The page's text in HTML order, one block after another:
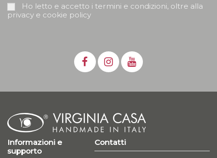
Ho letto e accetto i termini e condizioni, oltre alla
privacy e cookie policy
Informazioni e
supporto
Contatti